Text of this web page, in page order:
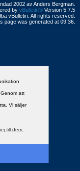
att
Vi säljer
till dem.
2002 av Anders Bergman.
by vBulletin® Version 5.7.5
vBulletin. All rights reserved.
page was generated at 09:36.